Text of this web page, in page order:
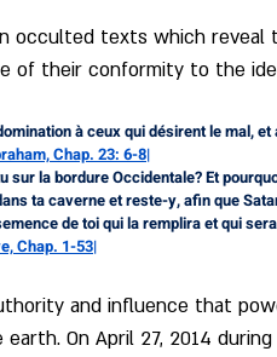
occulted texts which
of their conformity to the
à ceux qui désirent le mal,
Chap. 23: 6-8|
ta caverne et reste-y, afin que
de toi qui la remplira et qui
Chap. 1-53|
and influence that
On April 27, 2014